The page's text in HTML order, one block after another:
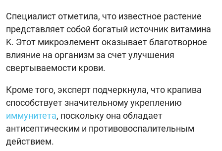
Специалист отметила, что известное растение
представляет собой богатый источник витамина
K. Этот микроэлемент оказывает благотворное
влияние на организм за счет улучшения
свертываемости крови.
Кроме того, эксперт подчеркнула, что крапива
способствует значительному укреплению
иммунитета, поскольку она обладает
антисептическим и противовоспалительным
действием.